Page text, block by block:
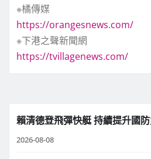
※橘傳媒
https://orangesnews.com/
※下港之聲新聞網
https://tvillagenews.com/
賴清德登飛彈快艇 持續提升國
2026-08-08